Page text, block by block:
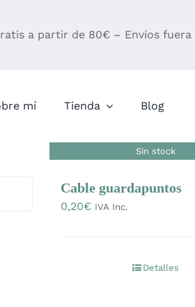
a partir de 80€ – Envíos fuera
mí Tienda Blog
Sin stock
Cable guardapuntos
0,20€ IVA Inc.
Detalles